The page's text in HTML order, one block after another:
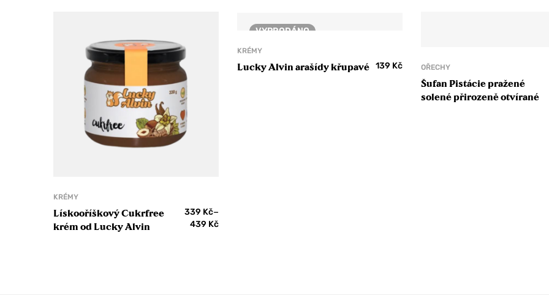
KRÉMY
Lískooříškový Cukrfree
krém od Lucky Alvin
339 Kč–
439 Kč
VYPRODÁNO
KRÉMY
Lucky Alvin arašídy křupavé 139 Kč OŘECHY
Šufan Pistácie pražené
solené přirozeně otvírané